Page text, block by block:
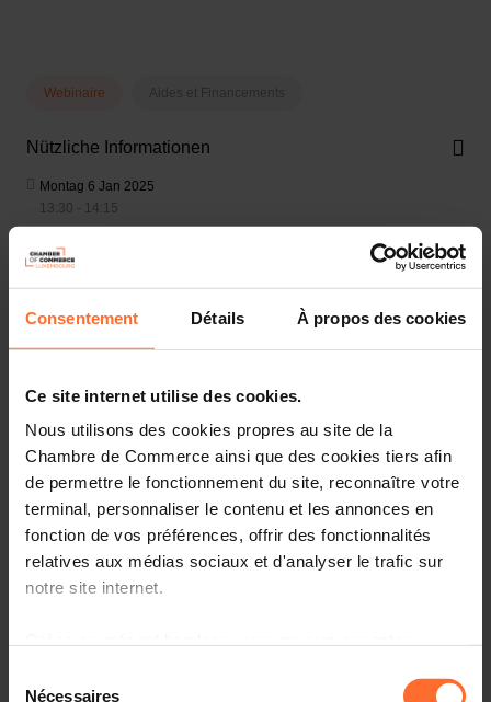
Consentement Détails À propos des cookies
Ce site internet utilise des cookies.
Nous utilisons des cookies propres au site de la
Chambre de Commerce ainsi que des cookies tiers afin
de permettre le fonctionnement du site, reconnaître votre
terminal, personnaliser le contenu et les annonces en
fonction de vos préférences, offrir des fonctionnalités
relatives aux médias sociaux et d'analyser le trafic sur
notre site internet.
à l’exception des cookies strictement nécessaires au
Nécessaires
Webinaire Aides et Financements
Nützliche Informationen
Montag 6 Jan 2025
13:30 - 14:15
Französisch
Nützliche Links
Diesen Artikel teilen
Découvrez les aides étatiques pour vos projets d’entreprise !